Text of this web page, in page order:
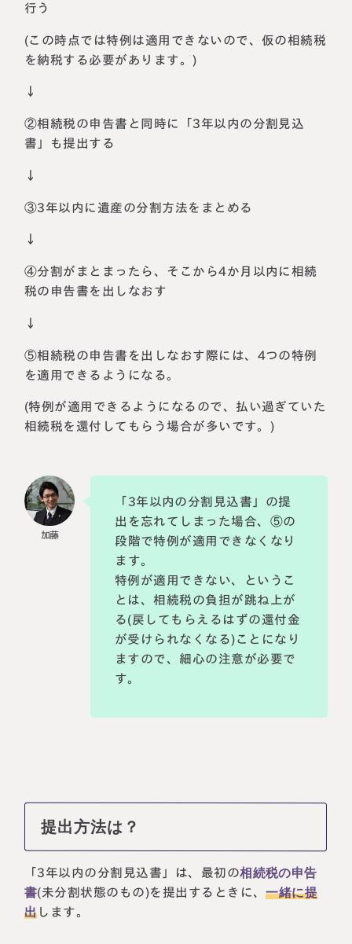
行う
(この時点では特例は適用できないので、仮の相続税
を納税する必要があります。)
↓
②相続税の申告書と同時に「3年以内の分割見込
書」も提出する
↓
③3年以内に遺産の分割方法をまとめる
↓
④分割がまとまったら、そこから4か月以内に相続
税の申告書を出しなおす
↓
⑤相続税の申告書を出しなおす際には、4つの特例
を適用できるようになる。
(特例が適用できるようになるので、払い過ぎていた
相続税を還付してもらう場合が多いです。)
「3年以内の分割見込書」の提
出を忘れてしまった場合、⑤の
段階で特例が適用できなくなり
ます。
特例が適用できない、というこ
とは、相続税の負担が跳ね上が
る(戻してもらえるはずの還付金
が受けられなくなる)ことになり
ますので、細心の注意が必要で
す。
提出方法は？
「3年以内の分割見込書」は、最初の相続税の申告
書(未分割状態のもの)を提出するときに、一緒に提
出 します。